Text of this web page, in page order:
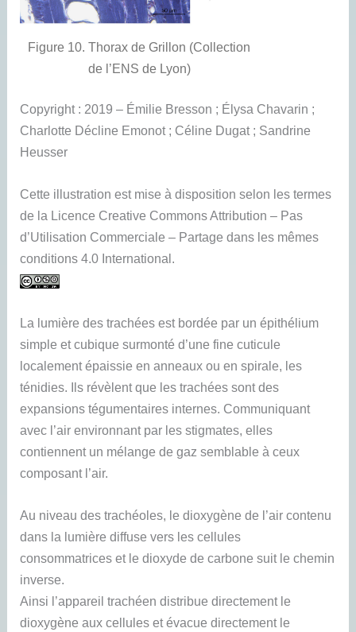
Figure 10. Thorax de Grillon (Collection
de l’ENS de Lyon)
Copyright : 2019 – Émilie Bresson ; Élysa Chavarin ;
Charlotte Décline Emonot ; Céline Dugat ; Sandrine
Heusser
Cette illustration est mise à disposition selon les termes
de la Licence Creative Commons Attribution – Pas
d’Utilisation Commerciale – Partage dans les mêmes
conditions 4.0 International.
La lumière des trachées est bordée par un épithélium
simple et cubique surmonté d’une fine cuticule
localement épaissie en anneaux ou en spirale, les
ténidies. Ils révèlent que les trachées sont des
expansions tégumentaires internes. Communiquant
avec l’air environnant par les stigmates, elles
contiennent un mélange de gaz semblable à ceux
composant l’air.
Au niveau des trachéoles, le dioxygène de l’air contenu
dans la lumière diffuse vers les cellules
consommatrices et le dioxyde de carbone suit le chemin
inverse.
Ainsi l’appareil trachéen distribue directement le
dioxygène aux cellules et évacue directement le